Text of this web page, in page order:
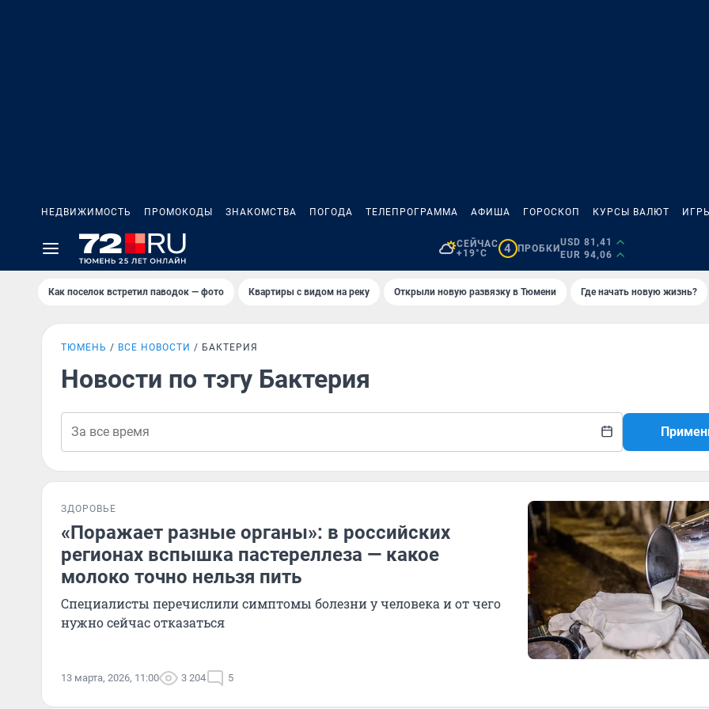
НЕДВИЖИМОСТЬ ПРОМОКОДЫ ЗНАКОМСТВА ПОГОДА ТЕЛЕПРОГРАММА АФИША ГОРОСКОП КУРСЫ ВАЛЮТ
СЕЙЧАС
+19°C
4 ПРОБКИ
USD 81,41
EUR 94,06
Как поселок встретил паводок — фото Квартиры с видом на реку Открыли новую развязку в Тюмени Где начать новую жизнь?
ТЮМЕНЬ ВСЕ НОВОСТИ БАКТЕРИЯ
Новости по тэгу Бактерия
ЗДОРОВЬЕ
«Поражает разные органы»: в российских
регионах вспышка пастереллеза — какое
молоко точно нельзя пить
Специалисты перечислили симптомы болезни у человека и от чего
нужно сейчас отказаться
13 марта, 2026, 11:00 3 204 5